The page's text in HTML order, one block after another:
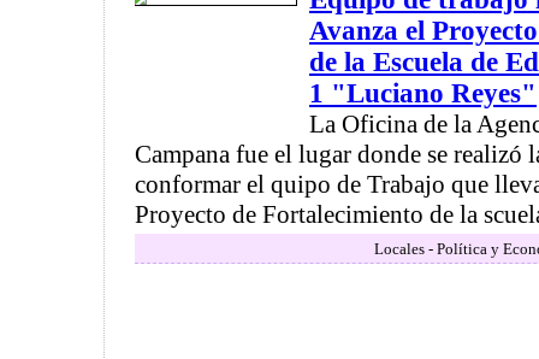
Avanza el
de la Escuela de
1 "Luciano Reyes"
La Oficina de la
Campana fue el lugar donde se realizó
conformar el quipo de Trabajo que
Proyecto de Fortalecimiento de la
Locales - Política y